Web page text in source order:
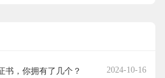
书，你拥有了几个？ 2024-10-16